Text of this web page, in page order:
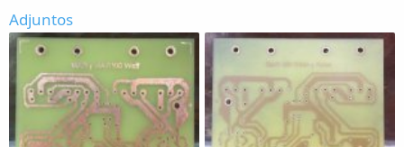
Adjuntos